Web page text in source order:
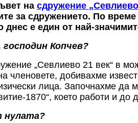
на сдружение
за сдружението. По
е един от най-
Копчев?
„Севлиево 21 век“ в
членовете, добивахме
лица. Започнахме да
1870“, което работи и до
нулата?